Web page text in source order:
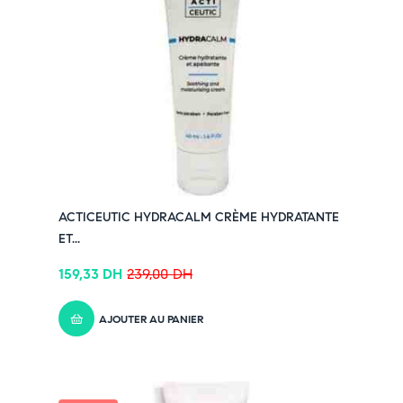
ACTICEUTIC HYDRACALM CRÈME HYDRATANTE
ET...
239,00DH
159,33 DH
AJOUTER AU PANIER